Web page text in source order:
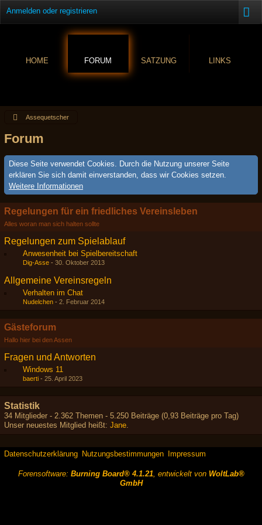
Anmelden oder registrieren
HOME FORUM SATZUNG LINKS
Assequetscher
Forum
Diese Seite verwendet Cookies. Durch die Nutzung unserer Seite
erklären Sie sich damit einverstanden, dass wir Cookies setzen.
Weitere Informationen
Regelungen für ein friedliches Vereinsleben
Alles woran man sich halten sollte
Regelungen zum Spielablauf
Anwesenheit bei Spielbereitschaft
Dig-Asse - 30. Oktober 2013
Allgemeine Vereinsregeln
Verhalten im Chat
Nudelchen - 2. Februar 2014
Gästeforum
Hallo hier bei den Assen
Fragen und Antworten
Windows 11
baerti - 25. April 2023
Statistik
34 Mitglieder - 2.362 Themen - 5.250 Beiträge (0,93 Beiträge pro Tag)
Unser neuestes Mitglied heißt: Jane.
Datenschutzerklärung Nutzungsbestimmungen Impressum
Forensoftware: Burning Board® 4.1.21, entwickelt von WoltLab®
GmbH